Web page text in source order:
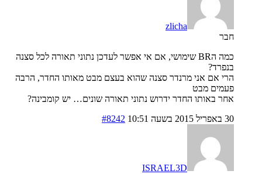
zlicha
כמה הBR שימושי, אם אי אפשר לעדכן נתוני תאורה לכל סצנה
בנפרד?
הרי אם אני מרנדר סצנה שהוא בעצם מבט מאותו החדר, הרבה
פעמים מבט
אחר באותו החדר ידרוש נתוני תאורה שונים… יש קומבינה?
#8242
ISRAEL3D